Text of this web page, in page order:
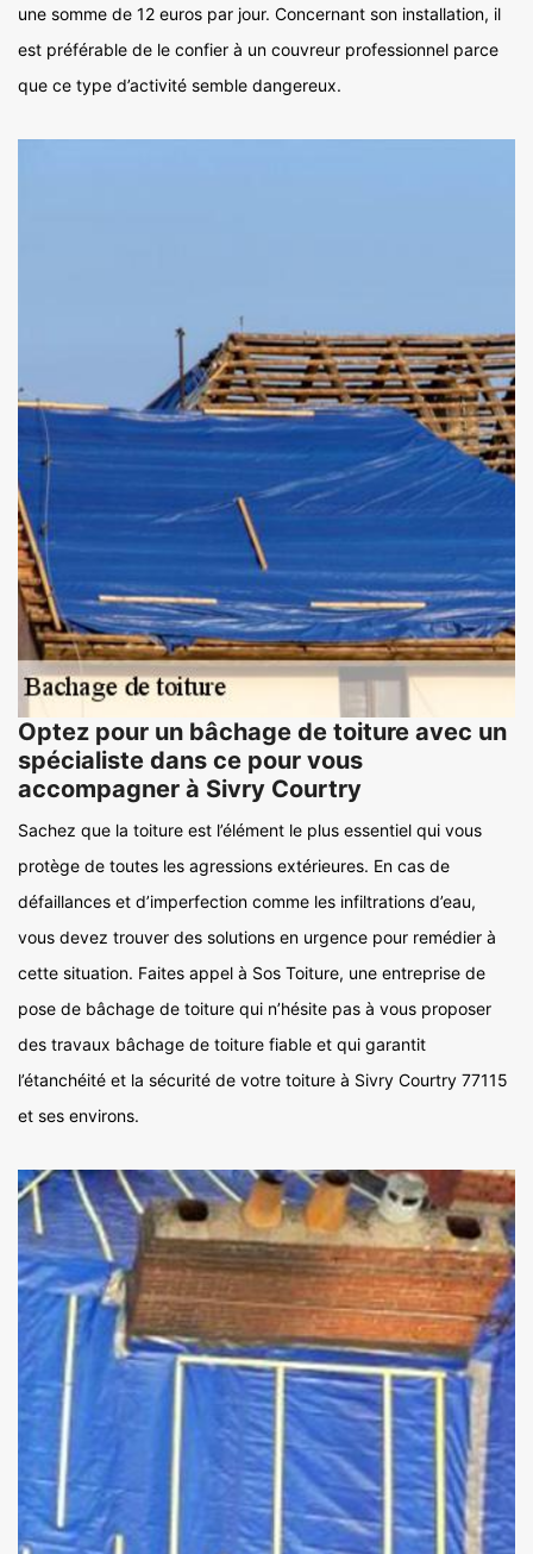
une somme de 12 euros par jour. Concernant son installation, il
est préférable de le confier à un couvreur professionnel parce
que ce type d’activité semble dangereux.
Optez pour un bâchage de toiture avec un
spécialiste dans ce pour vous
accompagner à Sivry Courtry
Sachez que la toiture est l’élément le plus essentiel qui vous
protège de toutes les agressions extérieures. En cas de
défaillances et d’imperfection comme les infiltrations d’eau,
vous devez trouver des solutions en urgence pour remédier à
cette situation. Faites appel à Sos Toiture, une entreprise de
pose de bâchage de toiture qui n’hésite pas à vous proposer
des travaux bâchage de toiture fiable et qui garantit
l’étanchéité et la sécurité de votre toiture à Sivry Courtry 77115
et ses environs.